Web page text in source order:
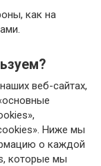
как на
веб-сайтах,
Ниже мы
о каждой
которые мы